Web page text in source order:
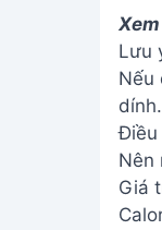
Lưu
Nếu
dính.
Điều
Nên
Giá